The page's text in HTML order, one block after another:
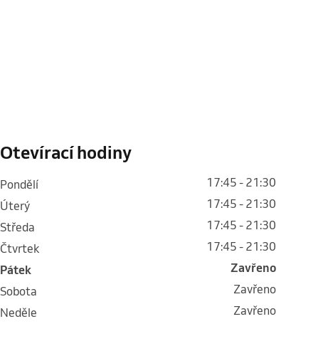
Otevírací hodiny
pondělí
17:45 - 21:30
úterý
17:45 - 21:30
středa
17:45 - 21:30
čtvrtek
17:45 - 21:30
pátek
Zavřeno
sobota
Zavřeno
neděle
Zavřeno